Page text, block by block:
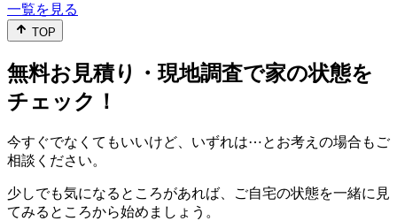
一覧を見る
TOP
無料お見積り・現地調査で家の状態を
チェック！
今すぐでなくてもいいけど、いずれは⋯とお考えの場合もご
相談ください。
少しでも気になるところがあれば、ご自宅の状態を一緒に見
てみるところから始めましょう。